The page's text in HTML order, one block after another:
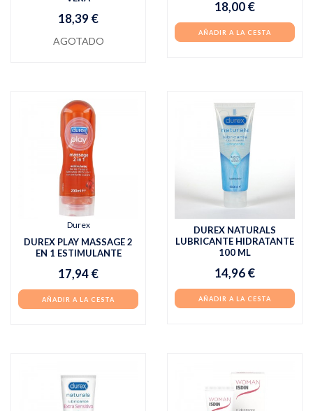
18,39 €
AGOTADO
18,00 €
AÑADIR A LA CESTA
Durex
DUREX PLAY MASSAGE 2
EN 1 ESTIMULANTE
17,94 €
AÑADIR A LA CESTA
DUREX NATURALS
LUBRICANTE HIDRATANTE
100 ML
14,96 €
AÑADIR A LA CESTA